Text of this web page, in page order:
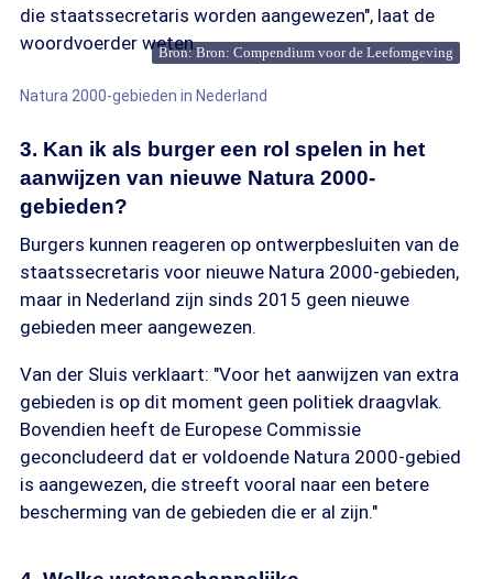
die staatssecretaris worden aangewezen", laat de
woordvoerder weten.Bron: Bron: Compendium voor de Leefomgeving
Natura 2000-gebieden in Nederland
3. Kan ik als burger een rol spelen in het
aanwijzen van nieuwe Natura 2000-
gebieden?
Burgers kunnen reageren op ontwerpbesluiten van de
staatssecretaris voor nieuwe Natura 2000-gebieden,
maar in Nederland zijn sinds 2015 geen nieuwe
gebieden meer aangewezen.
Van der Sluis verklaart: "Voor het aanwijzen van extra
gebieden is op dit moment geen politiek draagvlak.
Bovendien heeft de Europese Commissie
geconcludeerd dat er voldoende Natura 2000-gebied
is aangewezen, die streeft vooral naar een betere
bescherming van de gebieden die er al zijn."